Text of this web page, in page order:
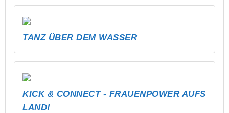
TANZ ÜBER DEM WASSER
KICK & CONNECT - FRAUENPOWER AUFS
LAND!